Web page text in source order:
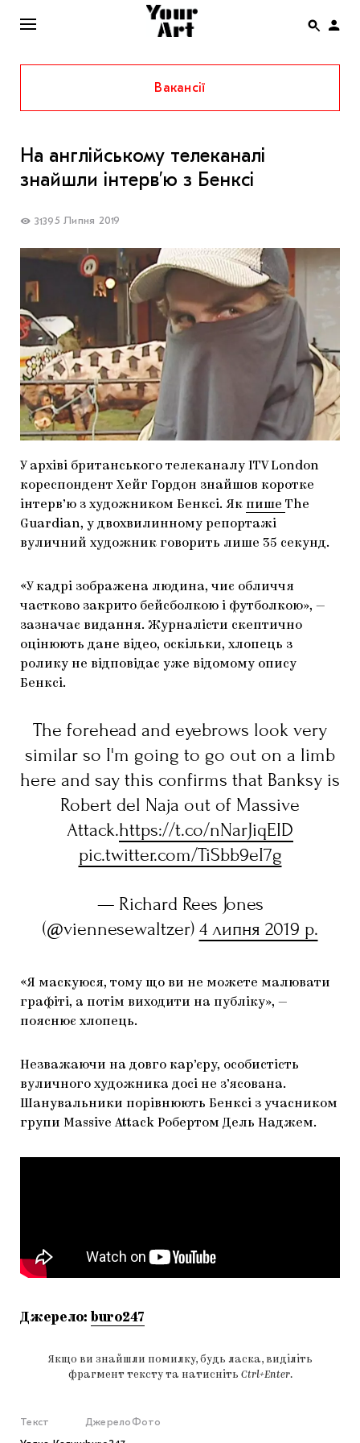
ENG
НОВИНИ
АФІША
ІНТЕРВ’Ю
КОЛОНКИ
СПЕЦПРОЄКТИ
THE UKRAINIAN PAVILION AT VENICE BIENNALE
2022
МАРІУПОЛЬСЬКІ МАРГІНАЛІЇ
ДОСЛІДНИЦЬКА ПЛАТФОРМА
ЗАПАЛЕННЯ
CARPATHIAN CULT ПРО РІЗДВЯНІ СВЯТА
Вакансії
На англійському телеканалі
знайшли інтерв’ю з Бенксі
31395 Липня 2019
У архіві британського телеканалу ITV London
кореспондент Хейг Гордон знайшов коротке
інтерв’ю з художником Бенксі. Як пише The
Guardian, у двохвилинному репортажі
вуличний художник говорить лише 35 секунд.
«У кадрі зображена людина, чиє обличчя
частково закрито бейсболкою і футболкою», —
зазначає видання. Журналісти скептично
оцінюють дане відео, оскільки, хлопець з
ролику не відповідає уже відомому опису
Бенксі.
The forehead and eyebrows look very
similar so I'm going to go out on a limb
here and say this confirms that Banksy is
Robert del Naja out of Massive
Attack.https://t.co/nNarJiqEID
pic.twitter.com/TiSbb9eI7g
— Richard Rees Jones
(@viennesewaltzer) 4 липня 2019 р.
«Я маскуюся, тому що ви не можете малювати
графіті, а потім виходити на публіку», —
пояснює хлопець.
Незважаючи на довго кар’єру, особистість
вуличного художника досі не з’ясована.
Шанувальники порівнюють Бенксі з учасником
групи Massive Attack Робертом Дель Наджем.
Джерело: buro247
Якщо ви знайшли помилку, будь ласка, виділіть
фрагмент тексту та натисніть Ctrl+Enter.
Текст
Джерело Фото